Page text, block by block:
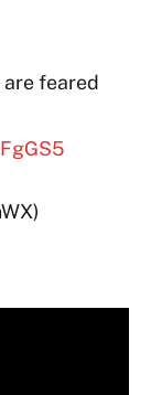
feared